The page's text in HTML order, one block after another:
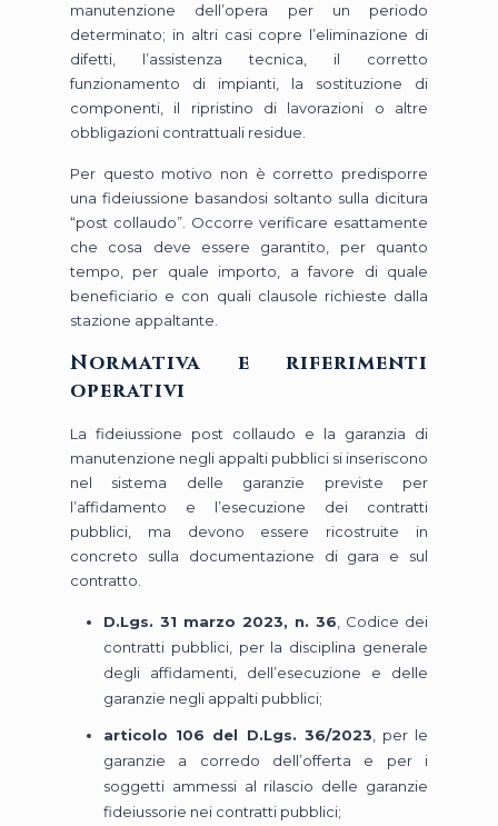
manutenzione dell’opera per un periodo
determinato; in altri casi copre l’eliminazione di
difetti, l’assistenza tecnica, il corretto
funzionamento di impianti, la sostituzione di
componenti, il ripristino di lavorazioni o altre
obbligazioni contrattuali residue.
Per questo motivo non è corretto predisporre
una fideiussione basandosi soltanto sulla dicitura
“post collaudo”. Occorre verificare esattamente
che cosa deve essere garantito, per quanto
tempo, per quale importo, a favore di quale
beneficiario e con quali clausole richieste dalla
stazione appaltante.
Normativa e riferimenti
operativi
La fideiussione post collaudo e la garanzia di
manutenzione negli appalti pubblici si inseriscono
nel sistema delle garanzie previste per
l’affidamento e l’esecuzione dei contratti
pubblici, ma devono essere ricostruite in
concreto sulla documentazione di gara e sul
contratto.
D.Lgs. 31 marzo 2023, n. 36 , Codice dei
contratti pubblici, per la disciplina generale
degli affidamenti, dell’esecuzione e delle
garanzie negli appalti pubblici;
articolo 106 del D.Lgs. 36/2023 , per le
garanzie a corredo dell’offerta e per i
soggetti ammessi al rilascio delle garanzie
fideiussorie nei contratti pubblici;